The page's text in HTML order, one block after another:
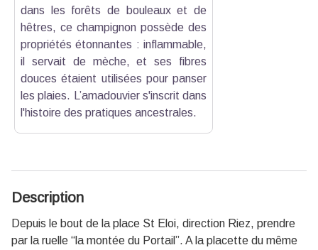
dans les forêts de bouleaux et de
hêtres, ce champignon possède des
propriétés étonnantes : inflammable,
il servait de mèche, et ses fibres
douces étaient utilisées pour panser
les plaies. L’amadouvier s'inscrit dans
l'histoire des pratiques ancestrales.
Description
Depuis le bout de la place St Eloi, direction Riez, prendre
par la ruelle “la montée du Portail”. A la placette du même